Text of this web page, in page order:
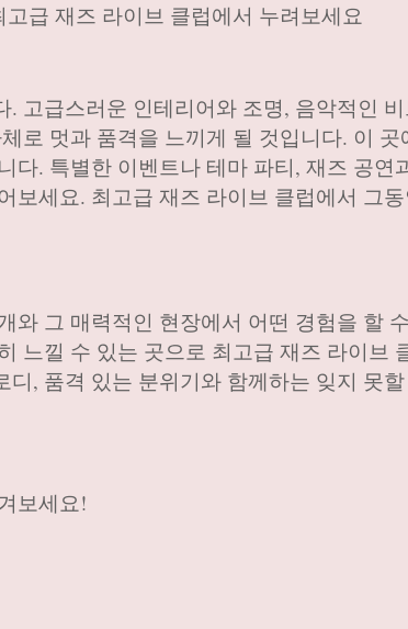
급 재즈 라이브 클럽에서 누려보세요
고급스러운 인테리어와 조명, 음악적인
로 멋과 품격을 느끼게 될 것입니다. 이 곳
다. 특별한 이벤트나 테마 파티, 재즈 공연
보세요. 최고급 재즈 라이브 클럽에서 그동
와 그 매력적인 현장에서 어떤 경험을 할
느낄 수 있는 곳으로 최고급 재즈 라이브
, 품격 있는 분위기와 함께하는 잊지 못
보세요!